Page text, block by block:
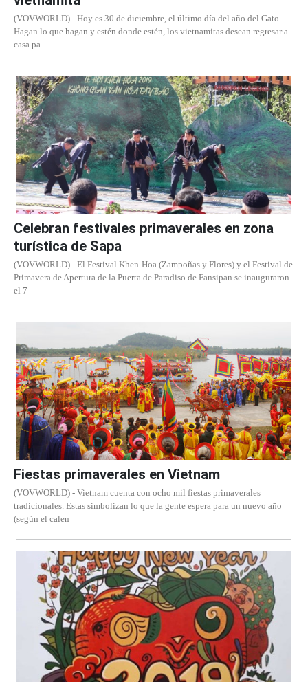
(VOVWORLD) - Hoy es 30 de diciembre, el último día del año del Gato.
Hagan lo que hagan y estén donde estén, los vietnamitas desean regresar a
casa pa
Celebran festivales primaverales en zona
turística de Sapa
(VOVWORLD) - El Festival Khen-Hoa (Zampoñas y Flores) y el Festival de
Primavera de Apertura de la Puerta de Paradiso de Fansipan se inauguraron
el 7
Fiestas primaverales en Vietnam
(VOVWORLD) - Vietnam cuenta con ocho mil fiestas primaverales
tradicionales. Estas simbolizan lo que la gente espera para un nuevo año
(según el calen